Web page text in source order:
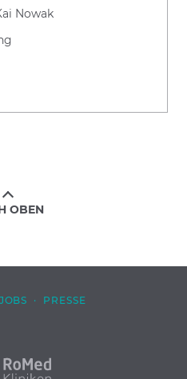
Nowak
OBEN
JOBS · PRESSE